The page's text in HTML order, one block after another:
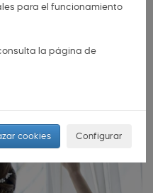
BODA
novia
para el funcionamiento
la página de
cookies Configurar